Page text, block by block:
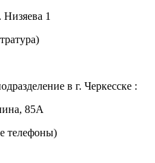
1
в г. Черкесске :
85А
телефоны)